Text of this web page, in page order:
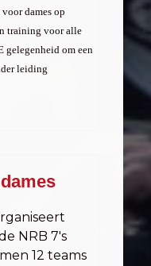
dames op
training voor alle
gelegenheid om een
leiding
NRB 7's
12 teams